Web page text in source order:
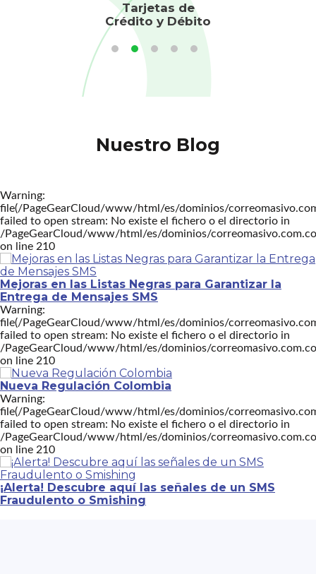
Tarjetas de
Crédito y Débito
Nuestro Blog
Warning:
file(/PageGearCloud/www/html/es/dominios/
failed to open stream: No existe el fichero o el directorio in
/PageGearCloud/www/html/es/dominios/
on line 210
Mejoras en las Listas Negras para Garantizar la
Entrega de Mensajes SMS
Warning:
file(/PageGearCloud/www/html/es/dominios/
failed to open stream: No existe el fichero o el directorio in
/PageGearCloud/www/html/es/dominios/
on line 210
Nueva Regulación Colombia
Warning:
file(/PageGearCloud/www/html/es/dominios/
failed to open stream: No existe el fichero o el directorio in
/PageGearCloud/www/html/es/dominios/
on line 210
¡Alerta! Descubre aquí las señales de un SMS
Fraudulento o Smishing